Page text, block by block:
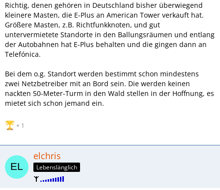
Richtig, denen gehören in Deutschland bisher überwiegend
kleinere Masten, die E-Plus an American Tower verkauft hat.
Größere Masten, z.B. Richtfunkknoten, und gut
untervermietete Standorte in den Ballungsräumen und entlang
der Autobahnen hat E-Plus behalten und die gingen dann an
Telefónica.
Bei dem o.g. Standort werden bestimmt schon mindestens
zwei Netzbetreiber mit an Bord sein. Die werden keinen
nackten 50-Meter-Turm in den Wald stellen in der Hoffnung, es
mietet sich schon jemand ein.
1
elchris
Lebenslänglich